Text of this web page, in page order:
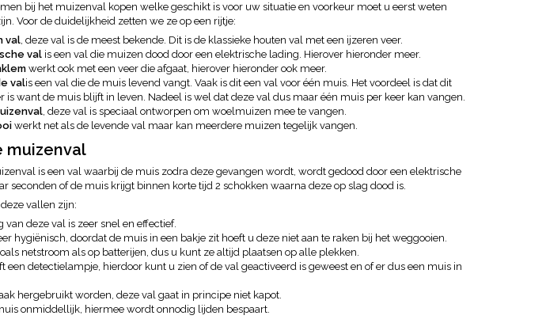
bij het muizenval kopen welke geschikt is voor uw situatie en voorkeur moet u eerst weten
Voor de duidelijkheid zetten we ze op een rijtje:
val, deze val is de meest bekende. Dit is de klassieke houten val met een ijzeren veer.
val is een val die muizen dood door een elektrische lading. Hierover hieronder meer.
werkt ook met een veer die afgaat, hierover hieronder ook meer.
valis een val die de muis levend vangt. Vaak is dit een val voor één muis. Het voordeel is dat dit
is want de muis blijft in leven. Nadeel is wel dat deze val dus maar één muis per keer kan vangen.
, deze val is speciaal ontworpen om woelmuizen mee te vangen.
werkt net als de levende val maar kan meerdere muizen tegelijk vangen.
muizenval
is een val waarbij de muis zodra deze gevangen wordt, wordt gedood door een elektrische
seconden of de muis krijgt binnen korte tijd 2 schokken waarna deze op slag dood is.
vallen zijn:
van deze val is zeer snel en effectief.
hygiënisch, doordat de muis in een bakje zit hoeft u deze niet aan te raken bij het weggooien.
netstroom als op batterijen, dus u kunt ze altijd plaatsen op alle plekken.
een detectielampje, hierdoor kunt u zien of de val geactiveerd is geweest en of er dus een muis in
hergebruikt worden, deze val gaat in principe niet kapot.
onmiddellijk, hiermee wordt onnodig lijden bespaart.